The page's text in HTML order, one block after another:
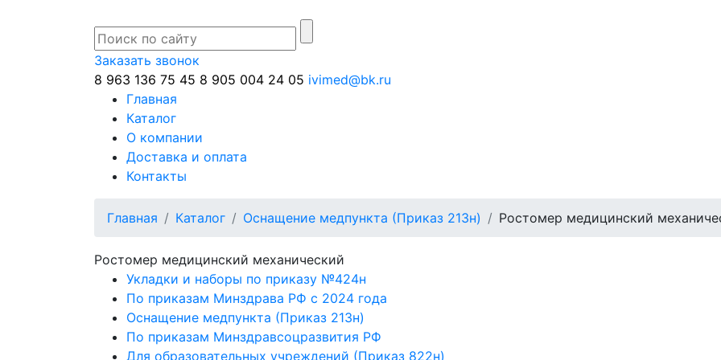
Заказать звонок
8 963 136 75 45 8 905 004 24 05 ivimed@bk.ru
Главная
Каталог
О компании
Доставка и оплата
Контакты
Главная Каталог Оснащение медпункта (Приказ 213н) Ростомер медицинский
Ростомер медицинский механический
Укладки и наборы по приказу №424н
По приказам Минздрава РФ с 2024 года
Оснащение медпункта (Приказ 213н)
По приказам Минздравсоцразвития РФ
Для образовательных учреждений (Приказ 822н)